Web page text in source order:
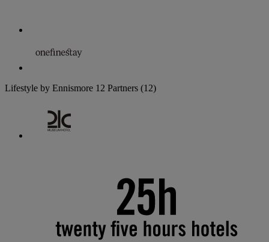
Lifestyle by Ennismore 12 Partners (12)